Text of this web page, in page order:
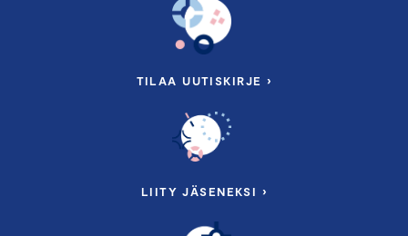
TILAA UUTISKIRJE ›
LIITY JÄSENEKSI ›